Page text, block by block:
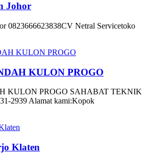
Johor
0823666623838CV Netral Servicetoko
KULON PROGO
KULON PROGO SAHABAT TEKNIK
2939 Alamat kami:Kopok
Klaten